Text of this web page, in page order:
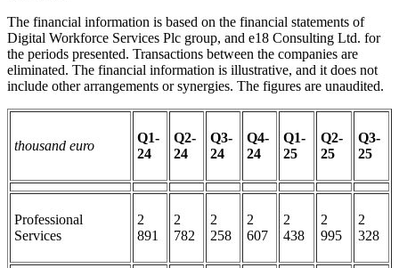
The financial information is based on the financial statements of
Digital Workforce Services Plc group, and e18 Consulting Ltd. for
the periods presented. Transactions between the companies are
eliminated. The financial information is illustrative, and it does not
include other arrangements or synergies. The figures are unaudited.
thousand euro
Q1-
24
Q2-
24
Q3-
24
Q4-
24
Q1-
25
Q2-
25
Q3-
25
Professional
Services
2
891
2
782
2
258
2
607
2
438
2
995
2
328